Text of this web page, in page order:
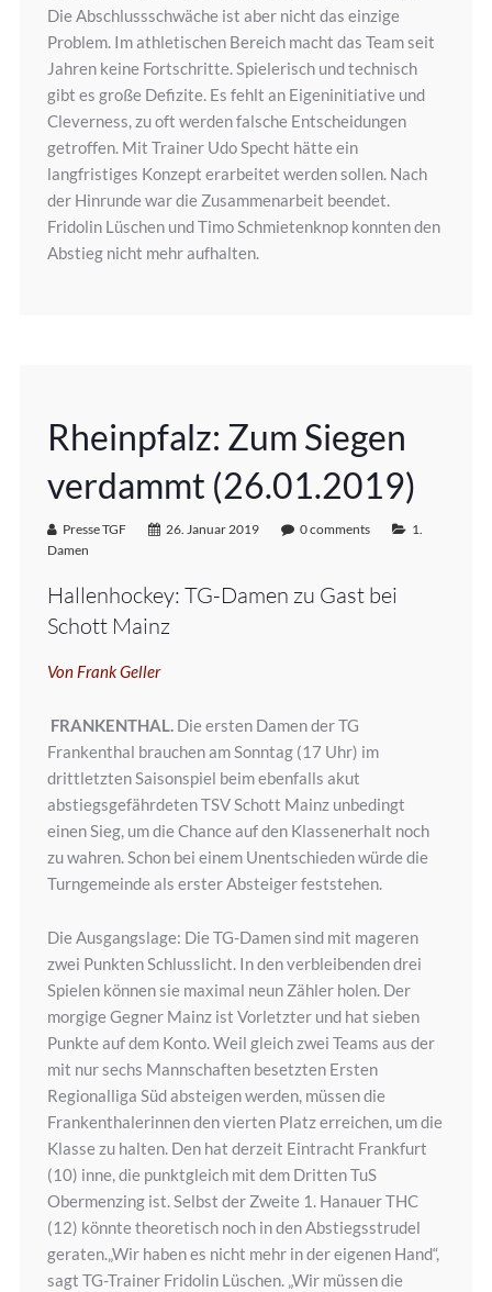
Die Abschlussschwäche ist aber nicht das einzige
Problem. Im athletischen Bereich macht das Team seit
Jahren keine Fortschritte. Spielerisch und technisch
gibt es große Defizite. Es fehlt an Eigeninitiative und
Cleverness, zu oft werden falsche Entscheidungen
getroffen. Mit Trainer Udo Specht hätte ein
langfristiges Konzept erarbeitet werden sollen. Nach
der Hinrunde war die Zusammenarbeit beendet.
Fridolin Lüschen und Timo Schmietenknop konnten den
Abstieg nicht mehr aufhalten.
Rheinpfalz: Zum Siegen
verdammt (26.01.2019)
Presse TGF 26. Januar 2019 0 comments
1.
Damen
Hallenhockey: TG-Damen zu Gast bei
Schott Mainz
Von Frank Geller
FRANKENTHAL.Die ersten Damen der TG
Frankenthal brauchen am Sonntag (17 Uhr) im
drittletzten Saisonspiel beim ebenfalls akut
abstiegsgefährdeten TSV Schott Mainz unbedingt
einen Sieg, um die Chance auf den Klassenerhalt noch
zu wahren. Schon bei einem Unentschieden würde die
Turngemeinde als erster Absteiger feststehen.
Die Ausgangslage: Die TG-Damen sind mit mageren
zwei Punkten Schlusslicht. In den verbleibenden drei
Spielen können sie maximal neun Zähler holen. Der
morgige Gegner Mainz ist Vorletzter und hat sieben
Punkte auf dem Konto. Weil gleich zwei Teams aus der
mit nur sechs Mannschaften besetzten Ersten
Regionalliga Süd absteigen werden, müssen die
Frankenthalerinnen den vierten Platz erreichen, um die
Klasse zu halten. Den hat derzeit Eintracht Frankfurt
(10) inne, die punktgleich mit dem Dritten TuS
Obermenzing ist. Selbst der Zweite 1. Hanauer THC
(12) könnte theoretisch noch in den Abstiegsstrudel
geraten.„Wir haben es nicht mehr in der eigenen Hand“,
sagt TG-Trainer Fridolin Lüschen. „Wir müssen die